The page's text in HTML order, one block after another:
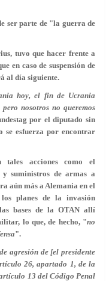
ser parte de "la guerra de
tuvo que hacer frente a
en caso de suspensión de
al día siguiente.
hoy, el fin de Ucrania
nosotros no queremos
por el diputado sin
se esfuerza por encontrar
acciones como el
suministros de armas a
aún más a Alemania en el
los planes de la invasión
bases de la OTAN allí
lo que, de hecho, "no
".
agresión de [el presidente
26, apartado 1, de la
13 del Código Penal